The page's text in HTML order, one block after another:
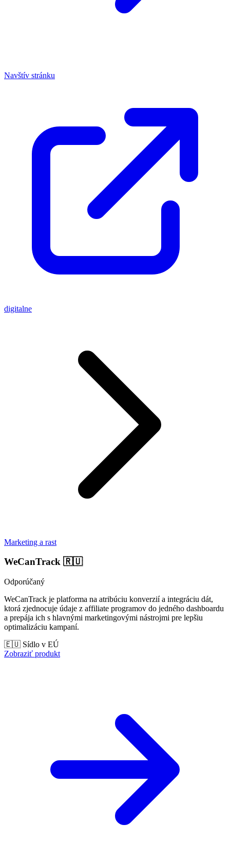
Navštív stránku
digitalne
Marketing a rast
WeCanTrack 🇷🇺
Odporúčaný
WeCanTrack je platforma na atribúciu konverzií a integráciu dát,
ktorá zjednocuje údaje z affiliate programov do jedného dashboardu
a prepája ich s hlavnými marketingovými nástrojmi pre lepšiu
optimalizáciu kampaní.
🇪🇺 Sídlo v EÚ
Zobraziť produkt